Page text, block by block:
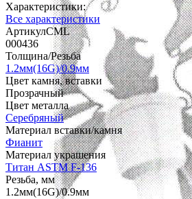
Характеристики:
Все характеристики
АртикулCML
000436
Толщина/Резьба
1.2мм(16G)/0.9мм
Цвет камня, вставки
Прозрачный
Цвет металла
Серебряный
Материал вставки/камня
Фианит
Материал украшения
Титан ASTM F-136
Резьба, мм
1.2мм(16G)/0.9мм